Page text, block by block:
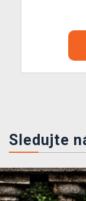
Sledujte